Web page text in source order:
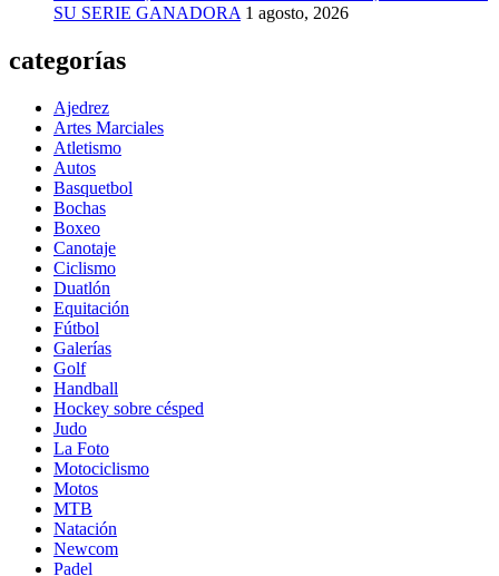
SU SERIE GANADORA 1 agosto, 2026
categorías
Ajedrez
Artes Marciales
Atletismo
Autos
Basquetbol
Bochas
Boxeo
Canotaje
Ciclismo
Duatlón
Equitación
Fútbol
Galerías
Golf
Handball
Hockey sobre césped
Judo
La Foto
Motociclismo
Motos
MTB
Natación
Newcom
Padel